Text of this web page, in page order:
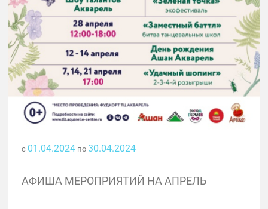
с 01.04.2024по 30.04.2024
АФИША МЕРОПРИЯТИЙ НА АПРЕЛЬ